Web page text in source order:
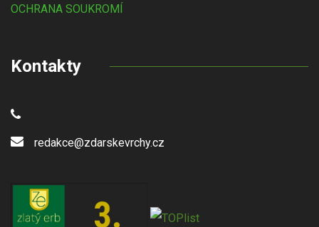
OCHRANA SOUKROMÍ
Kontakty
redakce@zdarskevrchy.cz